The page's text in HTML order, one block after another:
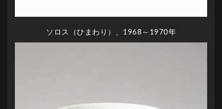
ソロス（ひまわり）、1968～1970年